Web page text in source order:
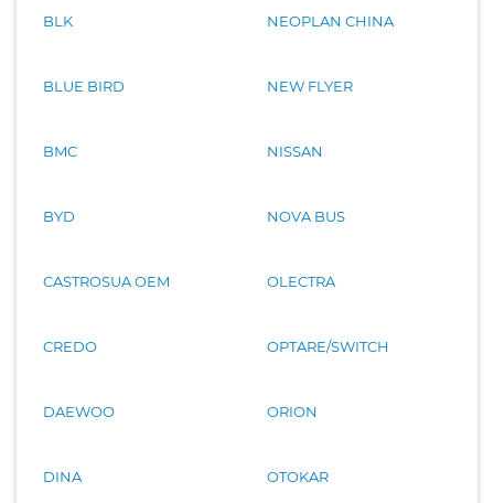
BLK
BLUE BIRD
BMC
BYD
CASTROSUA OEM
CREDO
DAEWOO
DINA
NEOPLAN CHINA
NEW FLYER
NISSAN
NOVA BUS
OLECTRA
OPTARE/SWITCH
ORION
OTOKAR